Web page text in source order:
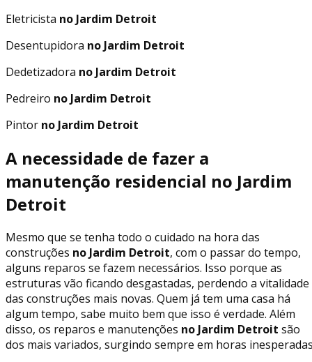
Eletricista no Jardim Detroit
Desentupidora no Jardim Detroit
Dedetizadora no Jardim Detroit
Pedreiro no Jardim Detroit
Pintor no Jardim Detroit
A necessidade de fazer a
manutenção residencial no Jardim
Detroit
Mesmo que se tenha todo o cuidado na hora das
construções no Jardim Detroit, com o passar do tempo,
alguns reparos se fazem necessários. Isso porque as
estruturas vão ficando desgastadas, perdendo a vitalidade
das construções mais novas. Quem já tem uma casa há
algum tempo, sabe muito bem que isso é verdade. Além
disso, os reparos e manutenções no Jardim Detroit são
dos mais variados, surgindo sempre em horas